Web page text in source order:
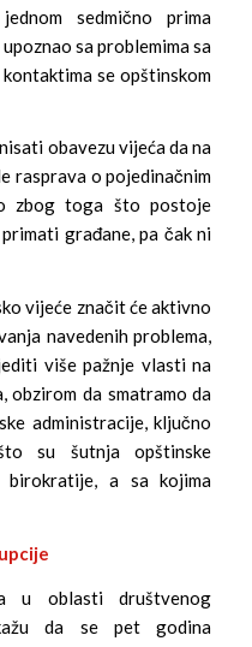
sedmično prima
sa problemima sa
se opštinskom
obavezu vijeća da na
rasprava o pojedinačnim
zbog toga što postoje
građane, pa čak ni
vijeće značit će aktivno
navedenih problema,
više pažnje vlasti na
obzirom da smatramo da
administracije, ključno
su šutnja opštinske
a sa kojima
u oblasti društvenog
da se pet godina